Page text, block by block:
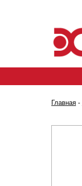
Главная -